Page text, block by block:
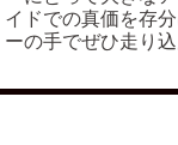
イドでの真価を存
ーの手でぜひ走り